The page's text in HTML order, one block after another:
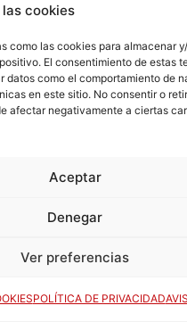
las cookies
como las cookies para almacenar
El consentimiento de estas
datos como el comportamiento de
en este sitio. No consentir o
afectar negativamente a ciertas
Aceptar
Denegar
Ver preferencias
POLÍTICA DE PRIVACIDAD
12
14